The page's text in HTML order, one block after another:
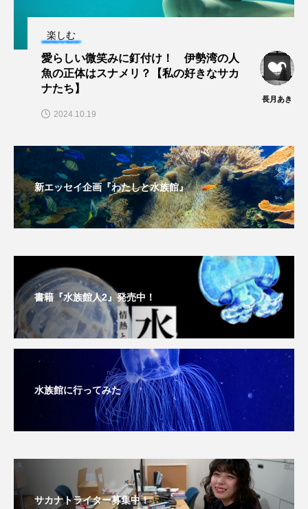
楽しむ
愛らしい微笑みに釘付け！ 伊勢湾の人
魚の正体はスナメリ？【私の好きなサカ
ナたち】
長月あき
2024.10.19
新エッセイ企画『わたしと水族館』
書籍『水族館人2』発売中！
水族館に行ってみた
サカナトライター募集中！